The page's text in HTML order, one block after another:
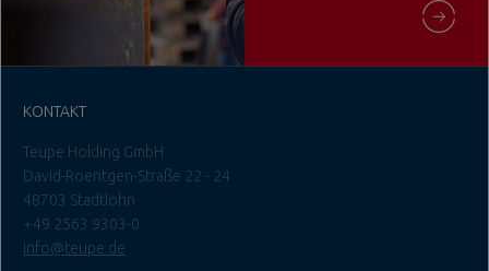
KONTAKT
Teupe Holding GmbH
David-Roentgen-Straße 22 - 24
48703 Stadtlohn
+49 2563 9303-0
info@teupe.de